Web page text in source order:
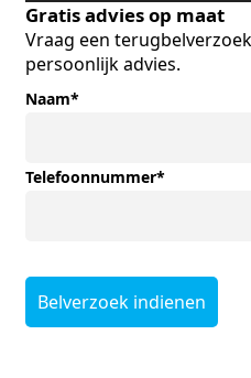
Gratis advies op maat
Vraag een
persoonlijk advies.
Naam*
Telefoonnummer*
Belverzoek indienen